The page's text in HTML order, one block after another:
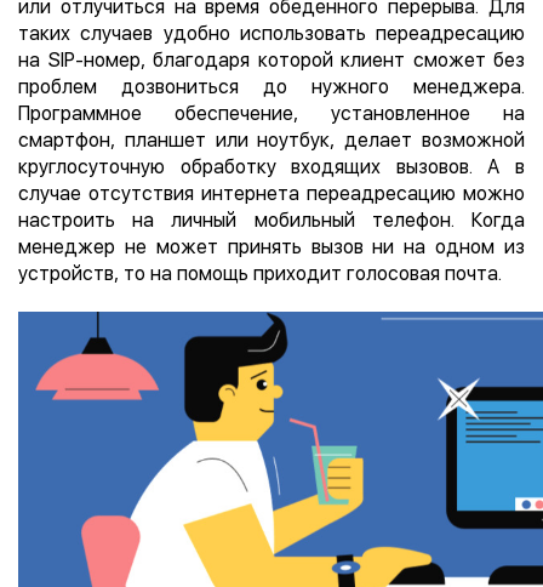
или отлучиться на время обеденного перерыва. Для
таких случаев удобно использовать переадресацию
на SIP-номер, благодаря которой клиент сможет без
проблем дозвониться до нужного менеджера.
Программное обеспечение, установленное на
смартфон, планшет или ноутбук, делает возможной
круглосуточную обработку входящих вызовов. А в
случае отсутствия интернета переадресацию можно
настроить на личный мобильный телефон. Когда
менеджер не может принять вызов ни на одном из
устройств, то на помощь приходит голосовая почта.